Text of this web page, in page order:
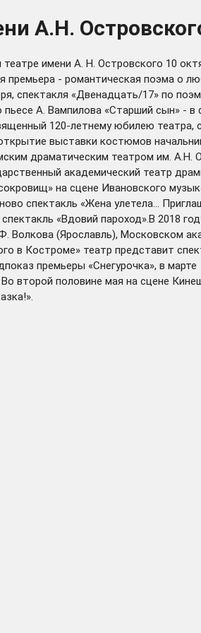
А.Н.
имени А. Н. Островского 10
- романтическая поэма о
спектакля «Двенадцать/17» по
А. Вампилова «Старший сын» -
120-летнему юбилею
выставки костюмов
драматическим театром им.
академический театр
на сцене Ивановского
спектакль «Жена улетела…
«Вдовий пароход».В 2018
Волкова (Ярославль), Московском
в Костроме» театр представит
премьеры «Снегурочка», в
второй половине мая на сцене